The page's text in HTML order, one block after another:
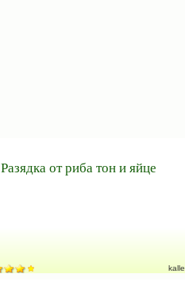
Разядка от риба тон и яйце
kalle